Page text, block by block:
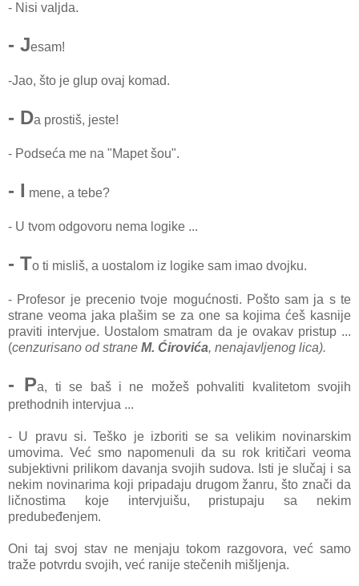
- Nisi valjda.
- Jesam!
-Jao, što je glup ovaj komad.
- Da prostiš, jeste!
- Podseća me na "Mapet šou".
- I mene, a tebe?
- U tvom odgovoru nema logike ...
- To ti misliš, a uostalom iz logike sam imao dvojku.
- Profesor je precenio tvoje mogućnosti. Pošto sam ja s te
strane veoma jaka plašim se za one sa kojima ćeš kasnije
praviti intervjue. Uostalom smatram da je ovakav pristup ...
(cenzurisano od strane M. Ćirovića, nenajavljenog lica).
- Pa, ti se baš i ne možeš pohvaliti kvalitetom svojih
prethodnih intervjua ...
- U pravu si. Teško je izboriti se sa velikim novinarskim
umovima. Već smo napomenuli da su rok kritičari veoma
subjektivni prilikom davanja svojih sudova. Isti je slučaj i sa
nekim novinarima koji pripadaju drugom žanru, što znači da
ličnostima koje intervjuišu, pristupaju sa nekim
predubeđenjem.
Oni taj svoj stav ne menjaju tokom razgovora, već samo
traže potvrdu svojih, već ranije stečenih mišljenja.